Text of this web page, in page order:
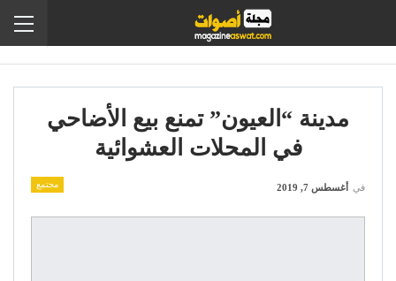
مدينة “العيون” تمنع بيع الأضاحي
في المحلات العشوائية
مجتمع في أغسطس 7, 2019